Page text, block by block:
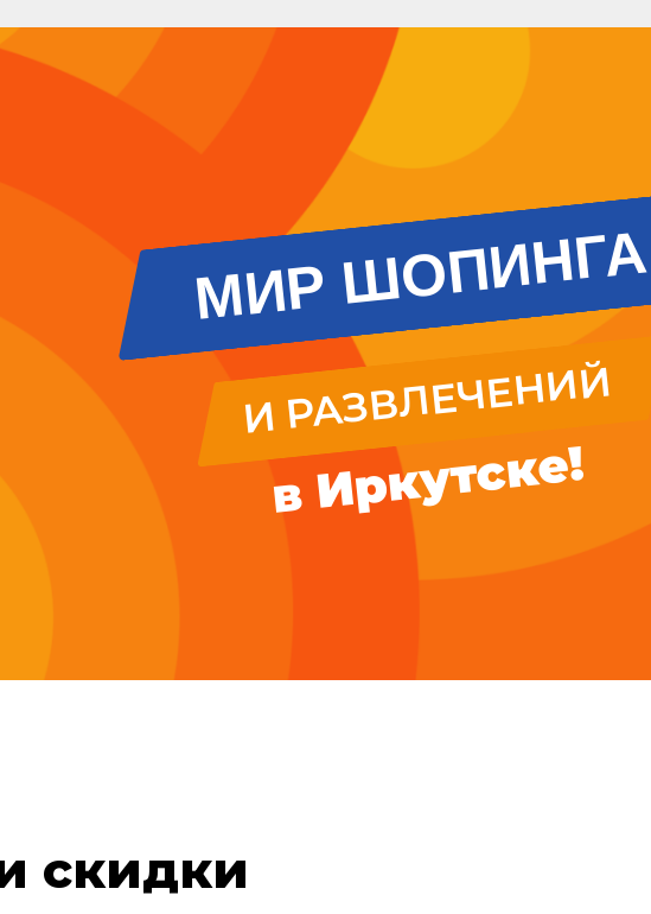
в Иркутске!
МИР ШОПИНГА
И РАЗВЛЕЧЕНИЙ
скидки